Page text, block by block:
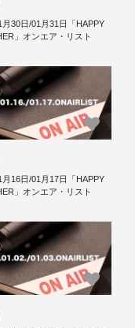
月30日/01月31日「HAPPY
」オンエア・リスト
月16日/01月17日「HAPPY
」オンエア・リスト